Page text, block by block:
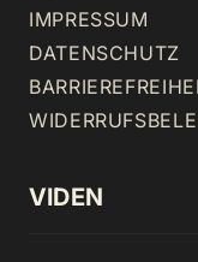
IMPRESSUM
DATENSCHUTZ
VIDEN